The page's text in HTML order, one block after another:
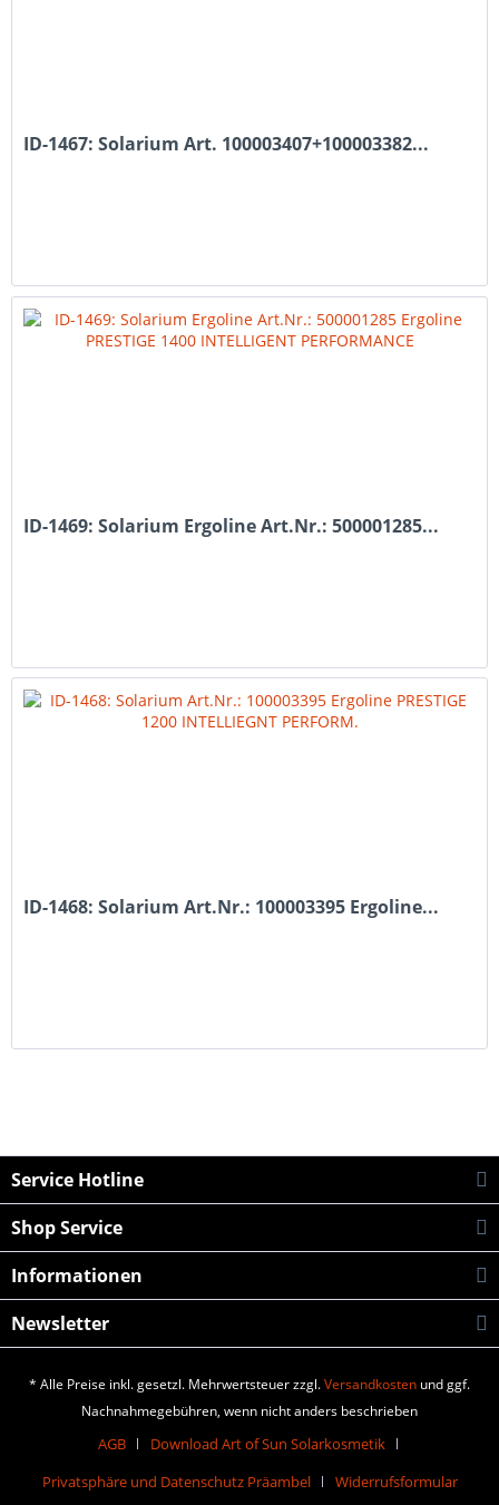
ID-1467: Solarium Art. 100003407+100003382...
ID-1469: Solarium Ergoline Art.Nr.: 500001285...
ID-1468: Solarium Art.Nr.: 100003395 Ergoline...
Service Hotline
Shop Service
Informationen
Newsletter
* Alle Preise inkl. gesetzl. Mehrwertsteuer zzgl.Versandkosten und ggf.
Nachnahmegebühren, wenn nicht anders beschrieben
AGB
Download Art of Sun Solarkosmetik
Privatsphäre und Datenschutz Präambel
Widerrufsformular